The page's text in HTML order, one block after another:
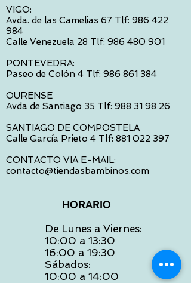
VIGO:
Avda. de las Camelias 67 Tlf: 986 422
984
Calle Venezuela 28 Tlf: 986 480 901
PONTEVEDRA:
Paseo de Colón 4 Tlf: 986 861 384
OURENSE
Avda de Santiago 35 Tlf: 988 31 98 26
SANTIAGO DE COMPOSTELA
Calle García Prieto 4 Tlf: 881 022 397
CONTACTO VIA E-MAIL:
contacto@tiendasbambinos.com
HORARIO
De Lunes a Viernes:
10:00 a 13:30
16:00 a 19:30
Sábados:
10:00 a 14:00